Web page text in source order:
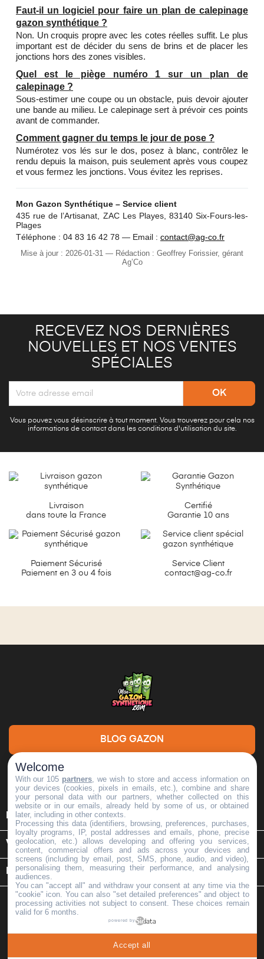
Faut-il un logiciel pour faire un plan de calepinage
gazon synthétique ?
Non. Un croquis propre avec les cotes réelles suffit. Le plus
important est de décider du sens de brins et de placer les
jonctions hors des zones visibles.
Quel est le piège numéro 1 sur un plan de
calepinage ?
Sous-estimer une coupe ou un obstacle, puis devoir ajouter
une bande au milieu. Le calepinage sert à prévoir ces points
avant de commander.
Comment gagner du temps le jour de pose ?
Numérotez vos lés sur le dos, posez à blanc, contrôlez le
rendu depuis la maison, puis seulement après vous coupez
et vous fermez les jonctions. Vous évitez les reprises.
Mon Gazon Synthétique – Service client
435 rue de l’Artisanat, ZAC Les Playes, 83140 Six-Fours-les-
Plages
Téléphone : 04 83 16 42 78 — Email : contact@ag-co.fr
Mise à jour : 2026-01-31 — Rédaction : Geoffrey Forissier, gérant
Ag’Co
RECEVEZ NOS DERNIÈRES
NOUVELLES ET NOS VENTES
SPÉCIALES
Vous pouvez vous désinscrire à tout moment. Vous trouverez pour cela nos
informations de contact dans les conditions d'utilisation du site.
Livraison
dans toute la France
Certifié
Garantie 10 ans
Paiement Sécurisé
Paiement en 3 ou 4 fois
Service Client
contact@ag-co.fr
BLOG GAZON
DEMANDE DE DEVIS
INFORMATIONS
VOTRE COMPTE 
INFORMATIONS SUR LE MAGASIN keyboard_arrow_down
Mon Gazon Synthétique
Réservés | MGS | Tva: FR35518331277 | Capital: 15000
Welcome
With our 105 partners , we wish to store and access information on
your devices (cookies, pixels in emails, etc.), combine and share
your personal data with our partners, whether collected on this
website or in our emails, already held by some of us, or obtained
later, including in other contexts.
Processing this data (identifiers, browsing, preferences, purchases,
loyalty programs, IP, postal addresses and emails, phone, precise
geolocation, etc.) allows developing and offering you services,
content, commercial offers and ads across your devices and
screens (including by email, post, SMS, phone, audio, and video),
personalising them, measuring their performance, and analysing
audiences.
You can "accept all" and withdraw your consent at any time via the
"cookie" icon . You can also "set detailed preferences" and object to
processing activities not subject to consent. These choices remain
valid for 6 months.
powered by
Accept all